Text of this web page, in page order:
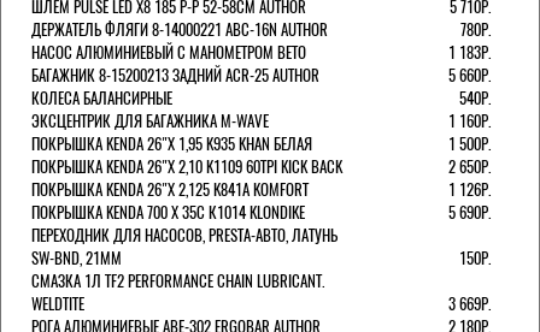
ШЛЕМ PULSE LED X8 185 Р-Р 52-58СМ AUTHOR
5 710Р.
ДЕРЖАТЕЛЬ ФЛЯГИ 8-14000221 ABC-16N AUTHOR
780Р.
НАСОС АЛЮМИНИЕВЫЙ С МАНОМЕТРОМ BETO
1 183Р.
БАГАЖНИК 8-15200213 ЗАДНИЙ ACR-25 AUTHOR
5 660Р.
КОЛЕСА БАЛАНСИРНЫЕ
540Р.
ЭКСЦЕНТРИК ДЛЯ БАГАЖНИКА M-WAVE
1 160Р.
ПОКРЫШКА KENDA 26"Х 1,95 K935 KHAN БЕЛАЯ
1 500Р.
ПОКРЫШКА KENDA 26"Х 2,10 K1109 60TPI KICK BACK
2 650Р.
ПОКРЫШКА KENDA 26"Х 2,125 K841A KOMFORT
1 126Р.
ПОКРЫШКА KENDA 700 Х 35С К1014 KLONDIKE
5 690Р.
ПЕРЕХОДНИК ДЛЯ НАСОСОВ, PRESTA-АВТО, ЛАТУНЬ
SW-BND, 21ММ
150Р.
СМАЗКА 1Л TF2 PERFORMANCE CHAIN LUBRICANT.
WELDTITE
3 669Р.
РОГА АЛЮМИНИЕВЫЕ ABE-302 ERGOBAR AUTHOR
2 180Р.